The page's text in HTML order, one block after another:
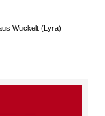
Wuckelt (Lyra)